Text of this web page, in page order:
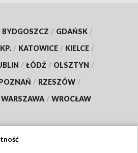
BYDGOSZCZ / GDAŃSK /
/ KATOWICE / KIELCE /
/ ŁÓDŹ / OLSZTYN /
/ RZESZÓW /
WARSZAWA / WROCŁAW